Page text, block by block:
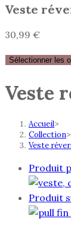
Veste
30,99 €
Sélectionner les
Veste
Accueil>
Collection>
Veste
Produit
Produit